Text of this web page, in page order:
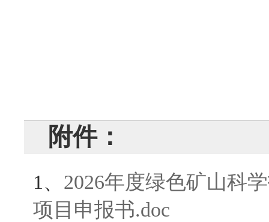
附件：
1、 2026年度绿色矿山科
项目申报书.doc